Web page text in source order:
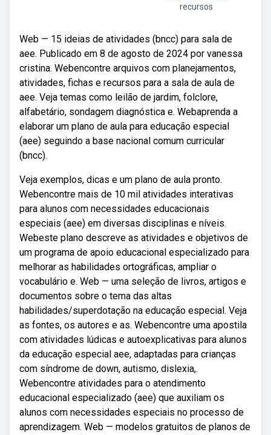
recursos
Web — 15 ideias de atividades (bncc) para sala de
aee. Publicado em 8 de agosto de 2024 por vanessa
cristina. Webencontre arquivos com planejamentos,
atividades, fichas e recursos para a sala de aula de
aee. Veja temas como leilão de jardim, folclore,
alfabetário, sondagem diagnóstica e. Webaprenda a
elaborar um plano de aula para educação especial
(aee) seguindo a base nacional comum curricular
(bncc).
Veja exemplos, dicas e um plano de aula pronto.
Webencontre mais de 10 mil atividades interativas
para alunos com necessidades educacionais
especiais (aee) em diversas disciplinas e níveis.
Webeste plano descreve as atividades e objetivos de
um programa de apoio educacional especializado para
melhorar as habilidades ortográficas, ampliar o
vocabulário e. Web — uma seleção de livros, artigos e
documentos sobre o tema das altas
habilidades/superdotação na educação especial. Veja
as fontes, os autores e as. Webencontre uma apostila
com atividades lúdicas e autoexplicativas para alunos
da educação especial aee, adaptadas para crianças
com síndrome de down, autismo, dislexia,.
Webencontre atividades para o atendimento
educacional especializado (aee) que auxiliam os
alunos com necessidades especiais no processo de
aprendizagem. Web — modelos gratuitos de planos de